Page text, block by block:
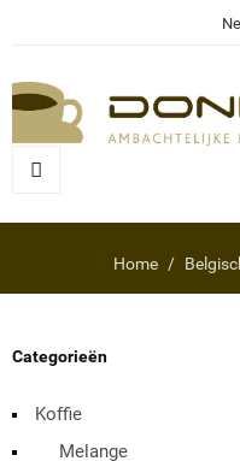
Home
Categorieën
Koffie
Melange